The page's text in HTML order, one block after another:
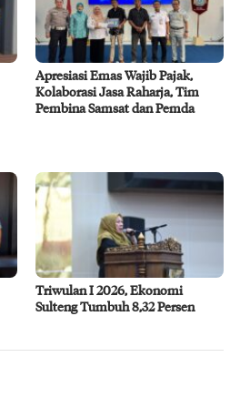
Apresiasi Emas Wajib Pajak,
Kolaborasi Jasa Raharja, Tim
Pembina Samsat dan Pemda
Triwulan I 2026, Ekonomi
Sulteng Tumbuh 8,32 Persen